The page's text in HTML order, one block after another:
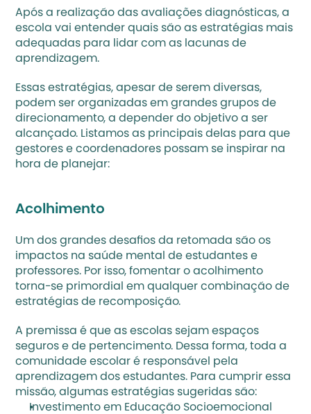
Após a realização das avaliações diagnósticas, a
escola vai entender quais são as estratégias mais
adequadas para lidar com as lacunas de
aprendizagem.
Essas estratégias, apesar de serem diversas,
podem ser organizadas em grandes grupos de
direcionamento, a depender do objetivo a ser
alcançado. Listamos as principais delas para que
gestores e coordenadores possam se inspirar na
hora de planejar:
Acolhimento
Um dos grandes desafios da retomada são os
impactos na saúde mental de estudantes e
professores. Por isso, fomentar o acolhimento
torna-se primordial em qualquer combinação de
estratégias de recomposição.
A premissa é que as escolas sejam espaços
seguros e de pertencimento. Dessa forma, toda a
comunidade escolar é responsável pela
aprendizagem dos estudantes. Para cumprir essa
missão, algumas estratégias sugeridas são:
Investimento em Educação Socioemocional